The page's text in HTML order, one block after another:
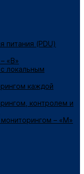
питания (PDU)
«В»
локальным
каждой
контролем и
– «М»